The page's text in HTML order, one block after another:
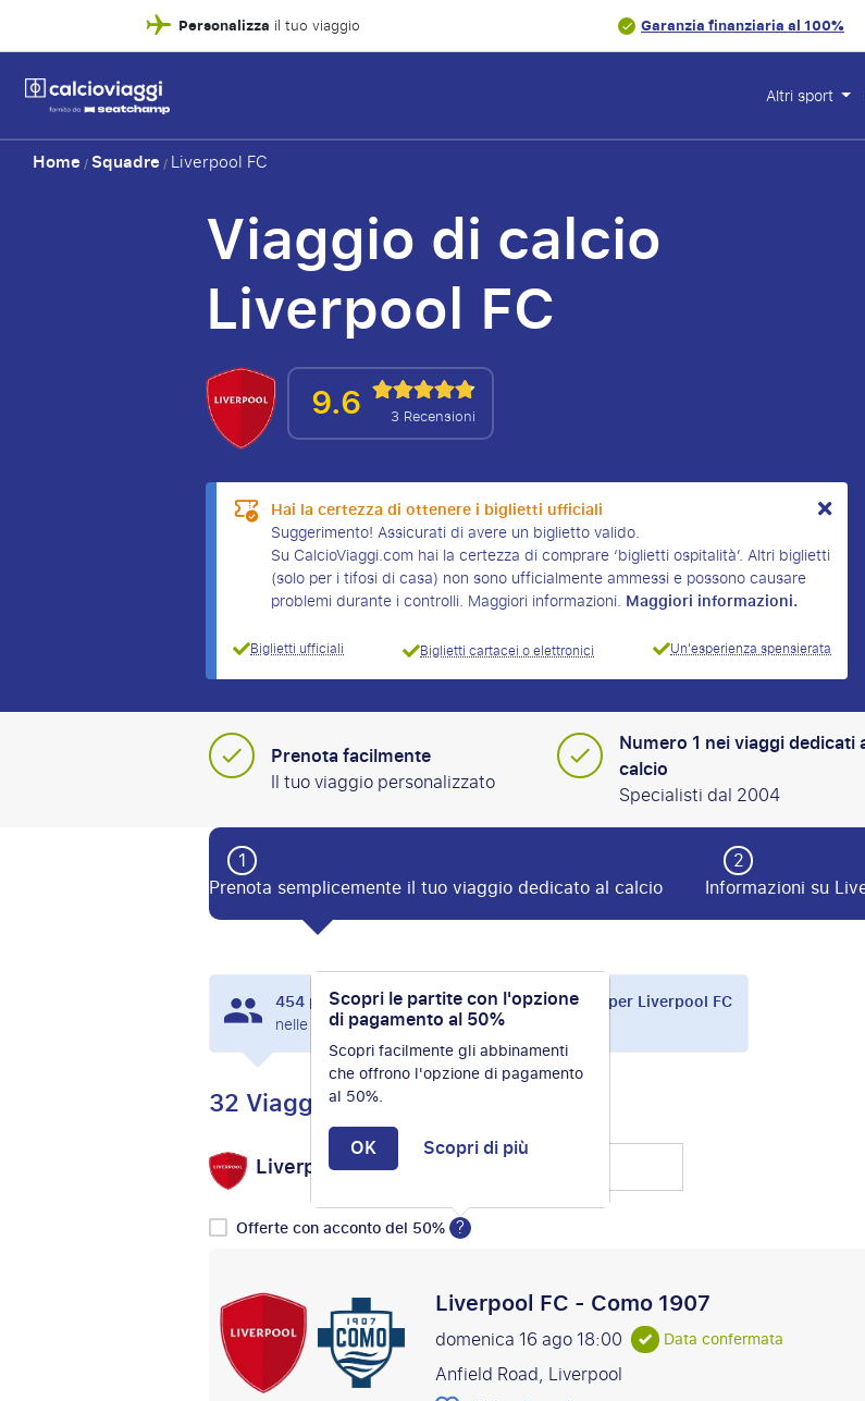
Personalizza il tuo viaggio Garanzia finanziaria al 100%
Altri sport
Home/Squadre/Liverpool FC
Viaggio di calcio
Liverpool FC
9.6 3 Recensioni
Hai la certezza di ottenere i biglietti ufficiali
Suggerimento! Assicurati di avere un biglietto valido.
Su CalcioViaggi.com hai la certezza di comprare ‘biglietti ospitalità’. Altri biglietti
(solo per i tifosi di casa) non sono ufficialmente ammessi e possono causare
problemi durante i controlli. Maggiori informazioni. Maggiori informazioni.
Biglietti ufficiali Biglietti cartacei o elettronici Un'esperienza spensierata
Prenota facilmente
Il tuo viaggio personalizzato
Numero 1 nei viaggi dedicati
calcio
Specialisti dal 2004
1
Prenota semplicemente il tuo viaggio dedicato al calcio
2
Informazioni su
454persone hanno visualizzato i pacchetti per Liverpool FC
nelle ultime 24 ore.
32 Viaggi
Liverpool FC vs Seleziona i rivali
Offerte con acconto del 50% ?
Liverpool FC - Como 1907
domenica 16 ago18:00 Data confermata
Anfield Road, Liverpool
Scopri le partite con l'opzione
di pagamento al 50%
Scopri facilmente gli abbinamenti
che offrono l'opzione di pagamento
al 50%.
OK Scopri di più